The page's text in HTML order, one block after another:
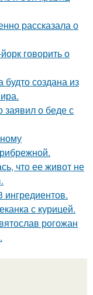
рассказала о
говорить о
будто создана из
заявил о беде с
что ее живот не
ингредиентов.
с курицей.
рогожан